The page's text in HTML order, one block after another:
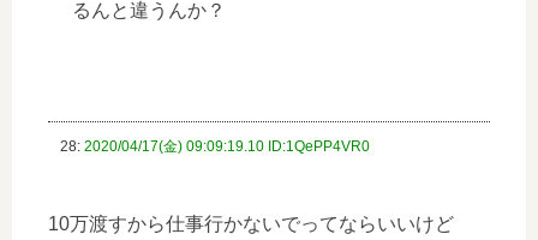
るんと違うんか？
28: 2020/04/17(金) 09:09:19.10 ID:1QePP4VR0
10万渡すから仕事行かないでってならいいけど